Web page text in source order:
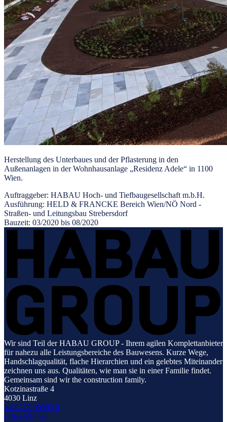
Herstellung des Unterbaues und der Pflasterung in den
Außenanlagen in der Wohnhausanlage „Residenz Adele“ in 1100
Wien.
Auftraggeber: HABAU Hoch- und Tiefbaugesellschaft m.b.H.
Ausführung: HELD & FRANCKE Bereich Wien/NÖ Nord -
Straßen- und Leitungsbau Strebersdorf
Bauzeit: 03/2020 bis 08/2020
Wir sind Teil der HABAU GROUP - Ihrem agilen Komplettanbieter
für nahezu alle Leistungsbereiche des Bauwesens. Kurze Wege,
Handschlagqualität, flache Hierarchien und ein gelebtes Miteinander
zeichnen uns aus. Qualitäten, wie man sie in einer Familie findet.
Gemeinsam sind wir the construction family.
Kotzinastraße 4
4030 Linz
+43 732 38905 0
office@h-f.at